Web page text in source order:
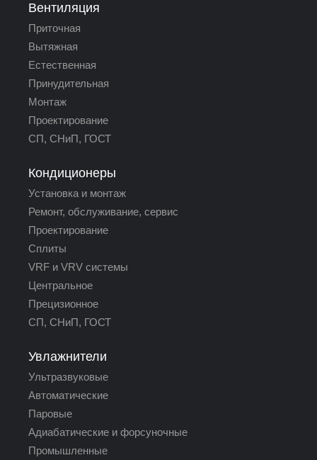
Вентиляция
Приточная
Вытяжная
Естественная
Принудительная
Монтаж
Проектирование
СП, СНиП, ГОСТ
Кондиционеры
Установка и монтаж
Ремонт, обслуживание, сервис
Проектирование
Сплиты
VRF и VRV системы
Центральное
Прецизионное
СП, СНиП, ГОСТ
Увлажнители
Ультразвуковые
Автоматические
Паровые
Адиабатические и форсуночные
Промышленные